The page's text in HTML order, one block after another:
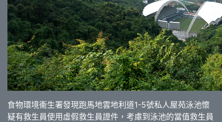
食物環境衞生署發現跑馬地雲地利道1-5號私人屋苑泳池懷
疑有救生員使用虛假救生員證件，考慮到泳池的當值救生員